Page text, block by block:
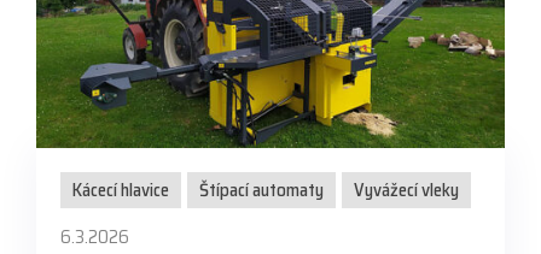
Kácecí hlavice Štípací automaty
Vyvážecí vleky
6.3.2026